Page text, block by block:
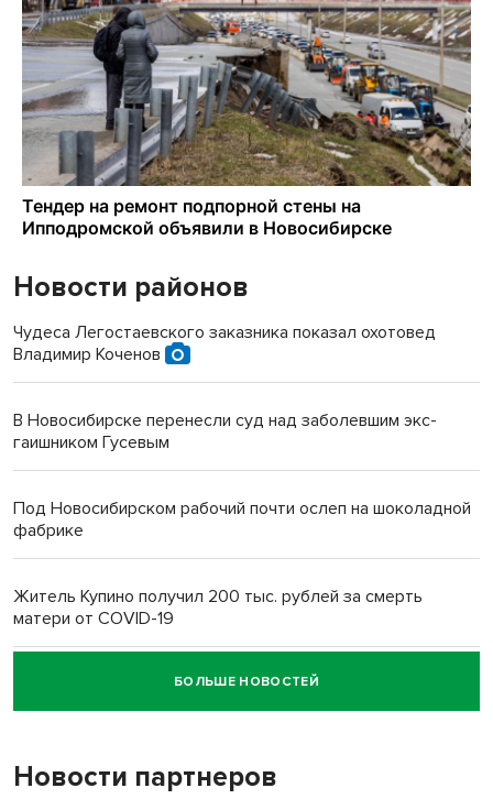
Новости районов
Чудеса Легостаевского заказника показал охотовед
Владимир Коченов
В Новосибирске перенесли суд над заболевшим экс-
гаишником Гусевым
Под Новосибирском рабочий почти ослеп на шоколадной
фабрике
Житель Купино получил 200 тыс. рублей за смерть
матери от COVID-19
Новосибирский суд наказал водителя за смерть
пенсионерки на вокзале
«Мы живём на пастбище!»: в новосибирском селе лошади
терроризируют жителей
БОЛЬШЕ НОВОСТЕЙ
Новости партнеров